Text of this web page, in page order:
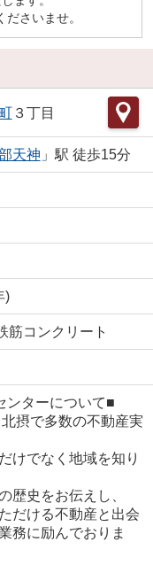
さいませ。
３丁目
天神 」駅 徒歩15分
)
筋コンクリート
ンターについて■
摂で多数の不動産実
けでなく地域を知り
歴史をお伝えし、
だける不動産と出会
務に励んでおりま